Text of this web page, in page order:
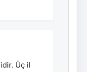
Üç il